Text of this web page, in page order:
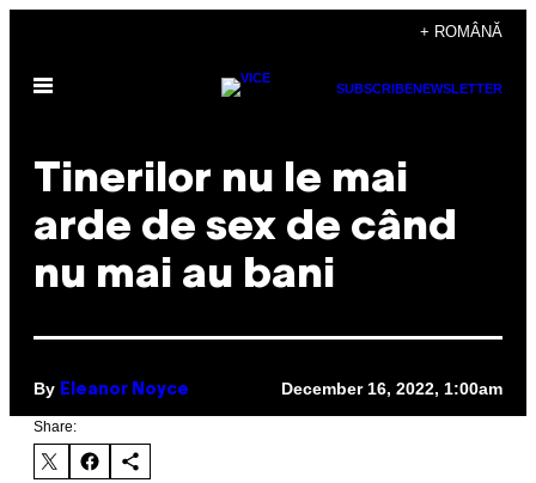
content
+ ROMÂNĂ
Open
SUBSCRIBENEWSLETTER
Tinerilor nu le mai
arde de sex de când
nu mai au bani
By Eleanor Noyce December 16, 2022, 1:00am
Share: